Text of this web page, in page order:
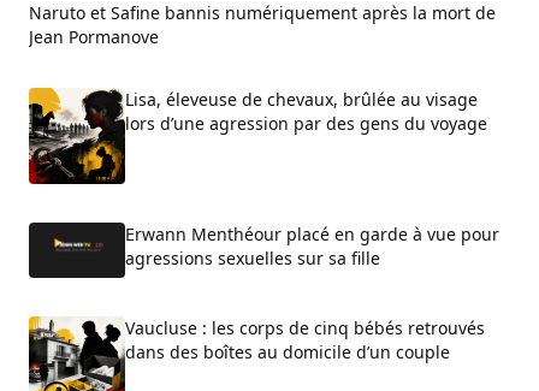
Naruto et Safine bannis numériquement après la mort de
Jean Pormanove
Lisa, éleveuse de chevaux, brûlée au visage
lors d’une agression par des gens du voyage
Erwann Menthéour placé en garde à vue pour
agressions sexuelles sur sa fille
Vaucluse : les corps de cinq bébés retrouvés
dans des boîtes au domicile d’un couple